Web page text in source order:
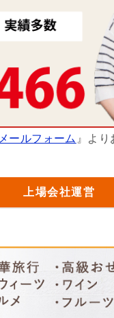
メールフォーム 』より
上場会社運営